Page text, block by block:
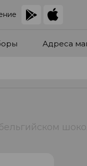
Адреса